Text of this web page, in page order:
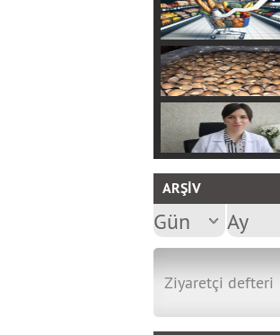
ARŞİV
Ziyaretçi defteri